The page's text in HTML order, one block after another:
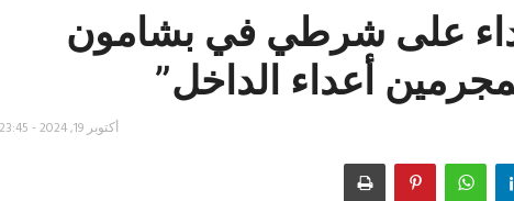
على شرطي في بشامون
أعداء الداخل”
أكتوبر 19, 2024 - 23:45